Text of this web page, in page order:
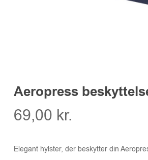
Aeropress
69,00 kr.
Elegant hylster, der beskytter din